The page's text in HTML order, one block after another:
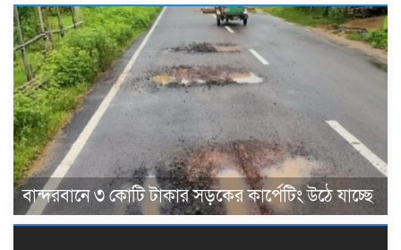
বান্দরবানে ৩ কোটি টাকার সড়কের কার্পেটিং উঠে যাচ্ছে